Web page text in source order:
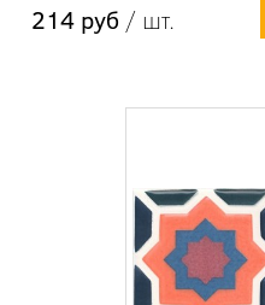
214 руб / шт.